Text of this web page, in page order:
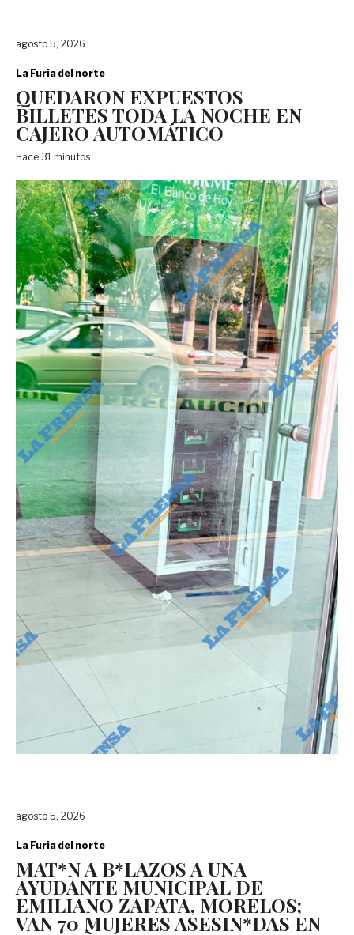
agosto 5, 2026
La Furia del norte
QUEDARON EXPUESTOS
BILLETES TODA LA NOCHE EN
CAJERO AUTOMÁTICO
Hace 31 minutos
agosto 5, 2026
La Furia del norte
MAT*N A B*LAZOS A UNA
AYUDANTE MUNICIPAL DE
EMILIANO ZAPATA, MORELOS;
VAN 70 MUJERES ASESIN*DAS EN